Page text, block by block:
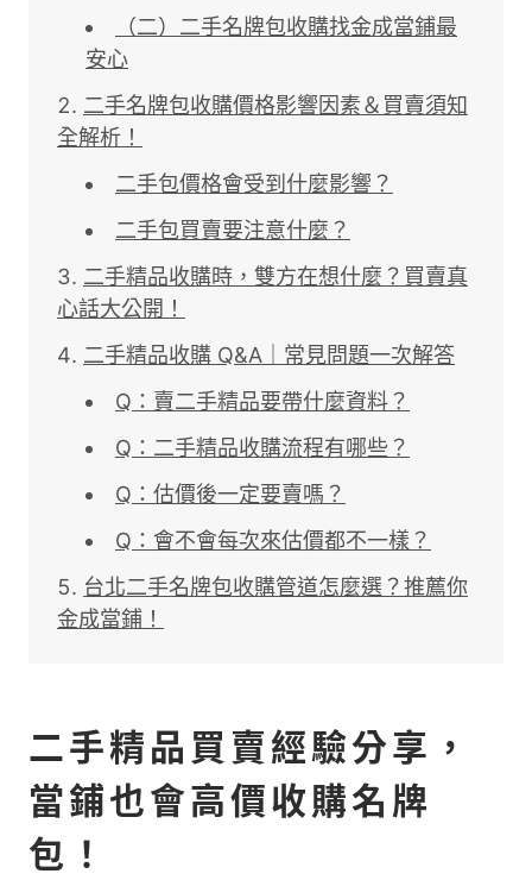
（二）二手名牌包收購找金成當鋪最
安心
二手名牌包收購價格影響因素＆買賣須知
全解析！
二手包價格會受到什麼影響？
二手包買賣要注意什麼？
二手精品收購時，雙方在想什麼？買賣真
心話大公開！
二手精品收購 Q&A｜常見問題一次解答
Q：賣二手精品要帶什麼資料？
Q：二手精品收購流程有哪些？
Q：估價後一定要賣嗎？
Q：會不會每次來估價都不一樣？
台北二手名牌包收購管道怎麼選？推薦你
金成當鋪！
二手精品買賣經驗分享，
當鋪也會高價收購名牌
包！